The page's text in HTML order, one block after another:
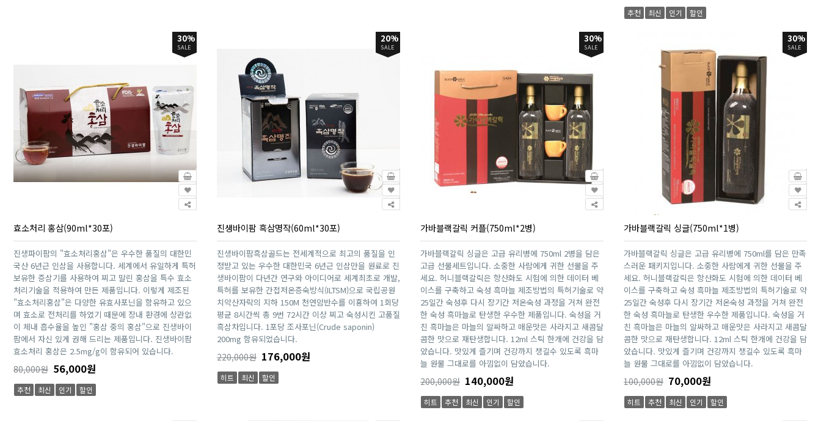
추천 최신 인기 할인
30%
SALE
효소처리 홍삼(90ml*30포)
진생파이팜의 "효소처리홍삼"은 우수한 품질의 대한민
국산 6년근 인삼을 사용합니다. 세계에서 유일하게 특허
보유한 증삼기를 사용하여 찌고 말린 홍삼을 특수 효소
처리기술을 적용하여 만든 제품입니다. 이렇게 제조된
"효소처리홍삼"은 다양한 유효사포닌을 함유하고 있으
며 효소로 전처리를 하였기 때문에 장내 환경에 상관없
이 체내 흡수율을 높인 "홍삼 중의 홍삼"으로 진생바이
팜에서 자신 있게 권해 드리는 제품입니다. 진생바이팜
효소처리 홍삼은 2.5mg/g이 함유되어 있습니다.
80,000원 56,000원
추천 최신 인기 할인
20%
SALE
진생바이팜 흑삼명작(60ml*30포)
진생바이팜흑삼골드는 전세계적으로 최고의 품질을 인
정받고 있는 우수한 대한민국 6년근 인삼만을 원료로 진
생바이팜이 다년간 연구와 아이디어로 세계최초로 개발,
특허를 보유한 간접저온증숙방식(ILTSM)으로 국립공원
치악산자락의 지하 150M 천연암반수를 이횽하여 1회당
평균 8시간씩 총 9번 72시간 이상 찌고 숙성시킨 고품질
흑삼차입니다. 1포당 조사포닌(Crude saponin)
200mg 함유되었습니다.
220,000원 176,000원
히트 최신 할인
30%
SALE
가바블랙갈릭 커플(750ml*2병)
가바블랙갈릭 싱글은 고급 유리병에 750ml 2병을 담은
고급 선물세트입니다. 소중한 사람에게 귀한 선물을 주
세요. 허니블랙갈릭은 항산화도 시험에 의한 데이터 베
이스를 구축하고 숙성 흑마늘 제조방법의 특허기술로 약
25일간 숙성후 다시 장기간 저온숙성 과정을 거쳐 완전
한 숙성 흑마늘로 탄생한 우수한 제품입니다. 숙성을 거
친 흑마늘은 마늘의 알싸하고 매운맛은 사라지고 새콤달
콤한 맛으로 재탄생합니다. 12ml 스틱 한개에 건강을 담
았습니다. 맛있게 즐기며 건강까지 챙길수 있도록 흑마
늘 원물 그대로를 아낌없이 담았습니다.
200,000원 140,000원
히트 추천 최신 인기 할인
30%
SALE
가바블랙갈릭 싱글(750ml*1병)
가바블랙갈릭 싱글은 고급 유리병에 750ml를 담은 만족
스러운 패키지입니다. 소중한 사람에게 귀한 선물을 주
세요. 허니블랙갈릭은 항산화도 시험에 의한 데이터 베
이스를 구축하고 숙성 흑마늘 제조방법의 특허기술로 약
25일간 숙성후 다시 장기간 저온숙성 과정을 거쳐 완전
한 숙성 흑마늘로 탄생한 우수한 제품입니다. 숙성을 거
친 흑마늘은 마늘의 알싸하고 매운맛은 사라지고 새콤달
콤한 맛으로 재탄생합니다. 12ml 스틱 한개에 건강을 담
았습니다. 맛있게 즐기며 건강까지 챙길수 있도록 흑마
늘 원물 그대로를 아낌없이 담았습니다.
100,000원 70,000원
히트 추천 최신 인기 할인